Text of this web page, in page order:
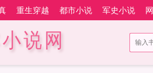
重生穿越 都市小说 军史小说
说网